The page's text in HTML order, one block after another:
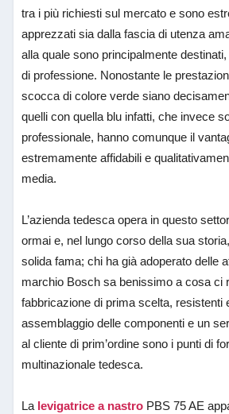
tra i più richiesti sul mercato e sono
apprezzati sia dalla fascia di utenza
alla quale sono principalmente
di professione. Nonostante le
scocca di colore verde siano
quelli con quella blu infatti, che invece
professionale, hanno comunque il
estremamente affidabili e
media.
L’azienda tedesca opera in questo
ormai e, nel lungo corso della sua
solida fama; chi ha già adoperato delle
marchio Bosch sa benissimo a cosa ci
fabbricazione di prima scelta, resistenti
assemblaggio delle componenti e un
al cliente di prim’ordine sono i punti di
multinazionale tedesca.
La levigatrice a nastro PBS 75 AE